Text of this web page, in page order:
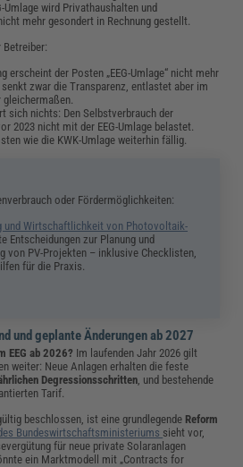
Umlage wird Privathaushalten und
mehr gesondert in Rechnung gestellt.
erscheint der Posten „EEG-Umlage“ nicht mehr
zwar die Transparenz, entlastet aber im
gleichermaßen.
sich nichts: Den Selbstverbrauch der
2023 nicht mit der EEG-Umlage belastet.
wie die KWK-Umlage weiterhin fällig.
oder Fördermöglichkeiten:
und Wirtschaftlichkeit von Photovoltaik-
Entscheidungen zur Planung und
von PV-Projekten – inklusive Checklisten,
für die Praxis.
und geplante Änderungen ab 2027
EEG ab 2026? Im laufenden Jahr 2026 gilt
weiter: Neue Anlagen erhalten die feste
Degressionsschritten , und bestehende
Tarif.
beschlossen, ist eine grundlegende Reform
Bundeswirtschaftsministeriums sieht vor,
für neue private Solaranlagen
ein Marktmodell mit „Contracts for